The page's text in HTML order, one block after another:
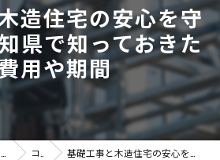
造住宅の安心を守
県で知っておきた
用や期間
コラム 基礎工事と木造住宅の安心を守るための愛知県で知っておきたい費用や期間